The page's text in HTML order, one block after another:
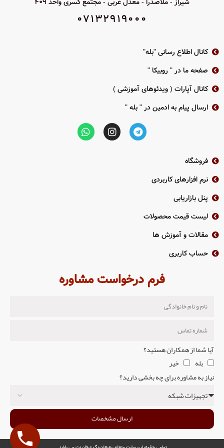
قدرت انتقال: <20dBm
دارای DHCP (Server و Client)
شیراز - ملاصدرا - معدل غربی - مجتمع کسری واحد 409
07132919000
کانال اطلاع رسانی "بله"
صفحه ما در " روبیکا "
کانال آپارات ( ویدئوهای آموزشی )
ارسال پیام به ادمین در " بله "
فروشگاه
نرم افزارهای کاربردی
پنل بازاریابی
لیست قیمت محصولات
مقالات و آموزش ها
حساب کاربری
فرم درخواست مشاوره
آیا شما از همکاران هستید؟
بله
خیر
نیاز به مشاوره برای چه بخشی دارید؟
ارسال مشخصات